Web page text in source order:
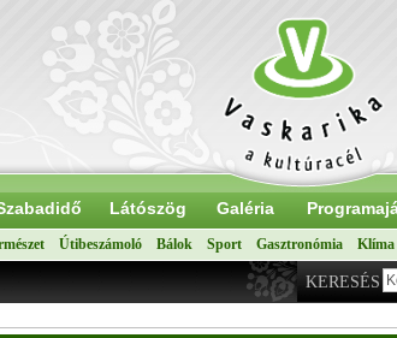
Látószög Galéria
Útibeszámoló Bálok Sport Gasztronómia Klíma
KERESÉS